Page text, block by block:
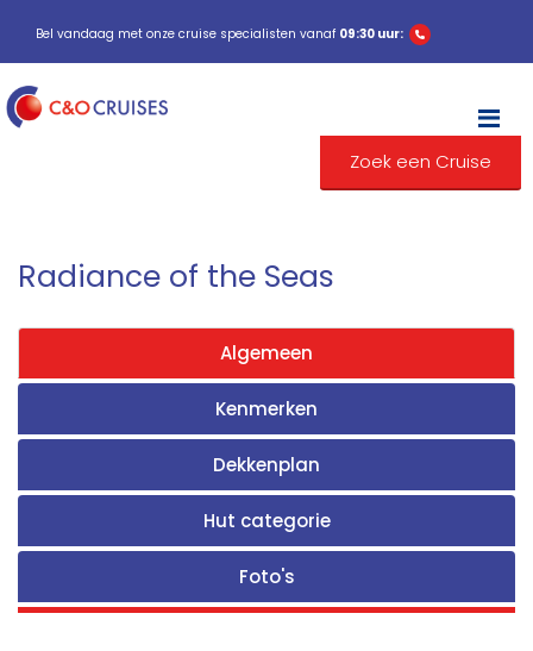
Bel vandaag met onze cruise specialisten vanaf 09:30 uur:
Zoek een Cruise
Radiance of the Seas
Algemeen
Kenmerken
Dekkenplan
Hut categorie
Foto's